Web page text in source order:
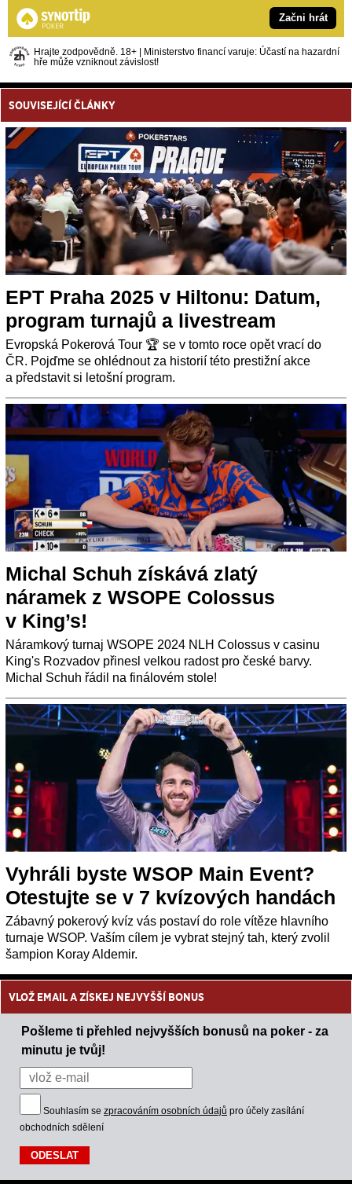
Začni hrát
Hrajte zodpovědně. 18+ | Ministerstvo financí varuje: Účastí na hazardní
hře může vzniknout závislost!
SOUVISEJÍCÍ ČLÁNKY
EPT Praha 2025 v Hiltonu: Datum,
program turnajů a livestream
Evropská Pokerová Tour 🏆 se v tomto roce opět vrací do
ČR. Pojďme se ohlédnout za historií této prestižní akce
a představit si letošní program.
Michal Schuh získává zlatý
náramek z WSOPE Colossus
v King’s!
Náramkový turnaj WSOPE 2024 NLH Colossus v casinu
King's Rozvadov přinesl velkou radost pro české barvy.
Michal Schuh řádil na finálovém stole!
Vyhráli byste WSOP Main Event?
Otestujte se v 7 kvízových handách
Zábavný pokerový kvíz vás postaví do role vítěze hlavního
turnaje WSOP. Vaším cílem je vybrat stejný tah, který zvolil
šampion Koray Aldemir.
VLOŽ EMAIL A ZÍSKEJ NEJVYŠŠÍ BONUS
Pošleme ti přehled nejvyšších bonusů na poker - za
minutu je tvůj!
Souhlasím se zpracováním osobních údajů pro účely zasílání
obchodních sdělení